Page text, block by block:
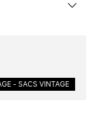
- SACS VINTAGE